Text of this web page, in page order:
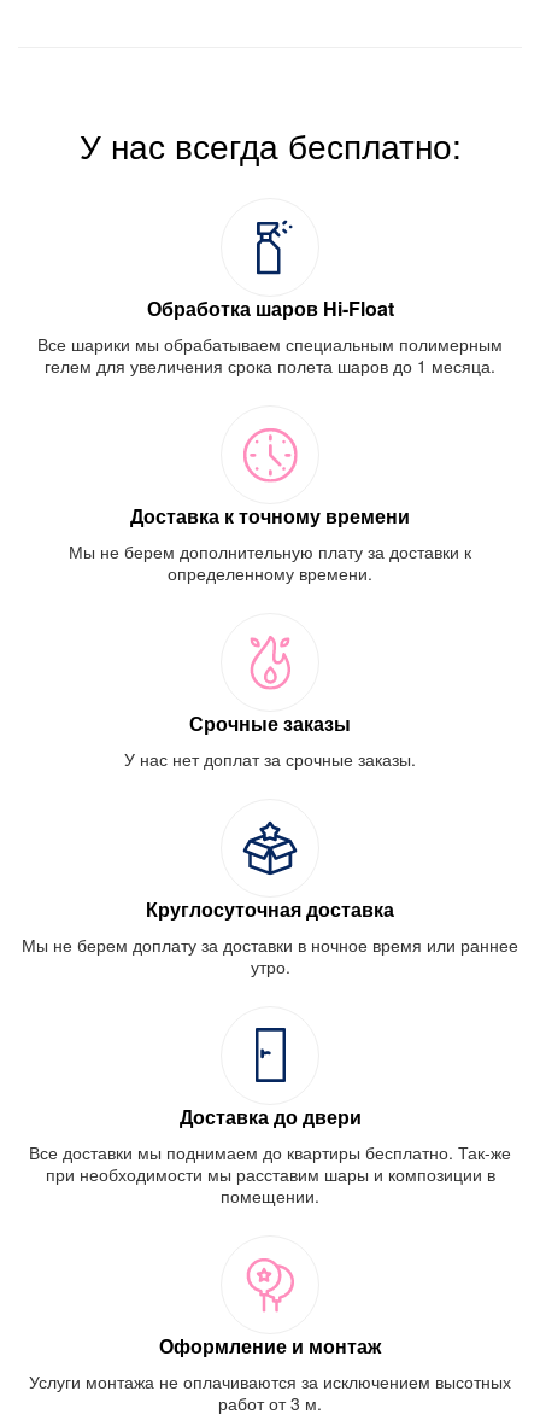
У нас всегда бесплатно:
Обработка шаров Hi-Float
Все шарики мы обрабатываем специальным полимерным
гелем для увеличения срока полета шаров до 1 месяца.
Доставка к точному времени
Мы не берем дополнительную плату за доставки к
определенному времени.
Срочные заказы
У нас нет доплат за срочные заказы.
Круглосуточная доставка
Мы не берем доплату за доставки в ночное время или раннее
утро.
Доставка до двери
Все доставки мы поднимаем до квартиры бесплатно. Так-же
при необходимости мы расставим шары и композиции в
помещении.
Оформление и монтаж
Услуги монтажа не оплачиваются за исключением высотных
работ от 3 м.